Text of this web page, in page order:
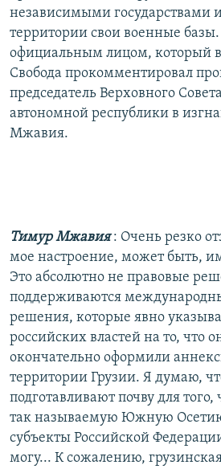
независимыми государствами
территории свои военные
официальным лицом, который
Свобода прокомментировал
председатель Верховного
автономной республики в
Мжавия.
Тимур Мжавия: Очень резко
мое настроение, может быть,
Это абсолютно не правовые
поддерживаются
решения, которые явно
российских властей на то, что
окончательно оформили
территории Грузии. Я думаю,
подготавливают почву для
так называемую Южную
субъекты Российской
могу... К сожалению,